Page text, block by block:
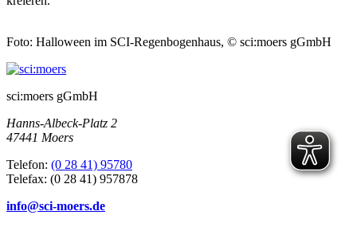
Foto: Halloween im SCI-Regenbogenhaus, © sci:moers gGmbH
sci:moers gGmbH
Hanns-Albeck-Platz 2
47441 Moers
Telefon: (0 28 41) 95780
Telefax: (0 28 41) 957878
info@sci-moers.de